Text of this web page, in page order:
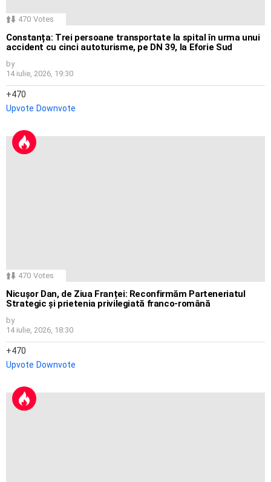
470 Votes
Constanța: Trei persoane transportate la spital în urma unui
accident cu cinci autoturisme, pe DN 39, la Eforie Sud
by
14 iulie, 2026, 19:30
470
Upvote Downvote
470 Votes
Nicușor Dan, de Ziua Franței: Reconfirmăm Parteneriatul
Strategic și prietenia privilegiată franco-română
by
14 iulie, 2026, 18:30
470
Upvote Downvote